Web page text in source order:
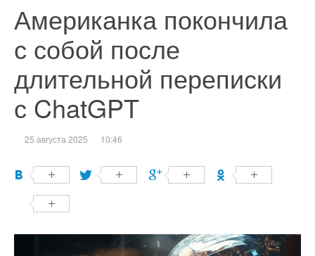
Американка покончила
с собой после
длительной переписки
с ChatGPT
25 августа 2025 10:46